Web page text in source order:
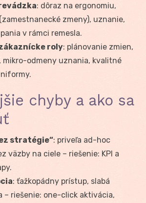
: dôraz na ergonomiu,
zmeny), uznanie,
v rámci remesla.
roly: plánovanie zmien,
mikro-odmeny uznania, kvalitné
chyby a ako sa
stratégie“: priveľa ad-hoc
väzby na ciele – riešenie: KPI a
: ťažkopádny prístup, slabá
– riešenie: one-click aktivácia,